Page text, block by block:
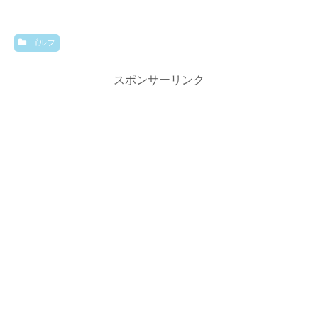
ゴルフ
スポンサーリンク